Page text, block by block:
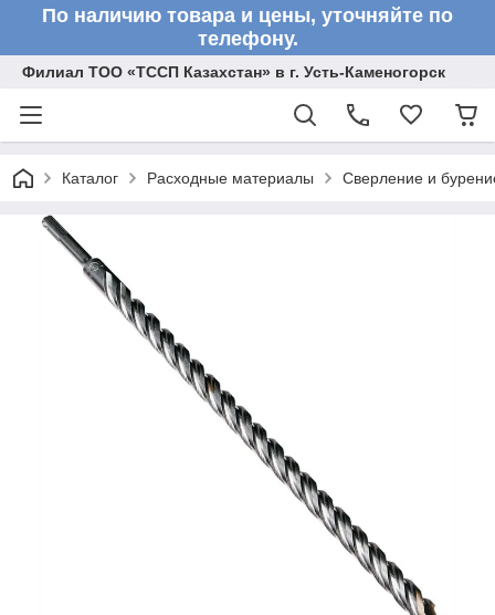
По наличию товара и цены, уточняйте по
телефону.
Филиал ТОО «ТССП Казахстан» в г. Усть-Каменогорск
Каталог Расходные материалы Сверление и